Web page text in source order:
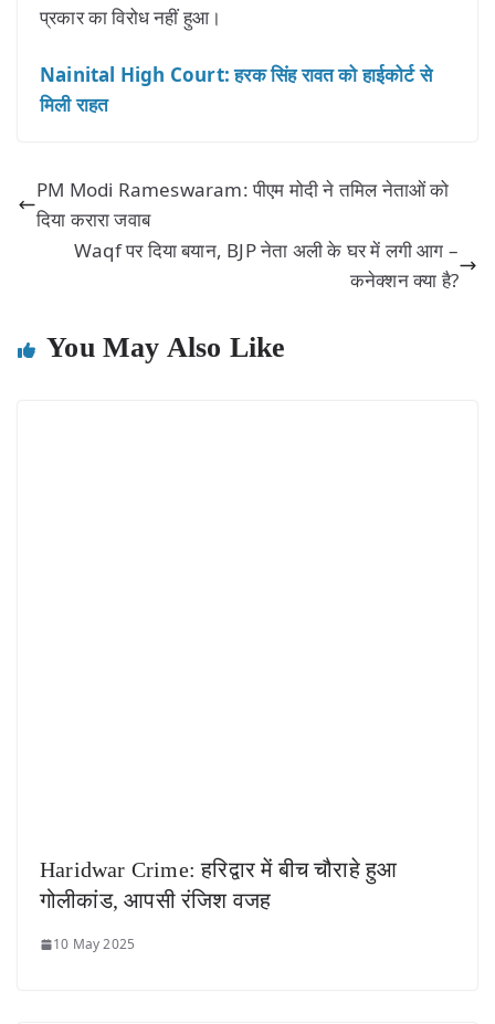
प्रकार का विरोध नहीं हुआ।
Nainital High Court: हरक सिंह रावत को हाईकोर्ट से
मिली राहत
PM Modi Rameswaram: पीएम मोदी ने तमिल नेताओं को
दिया करारा जवाब
Waqf पर दिया बयान, BJP नेता अली के घर में लगी आग –
कनेक्शन क्या है?
You May Also Like
Haridwar Crime: हरिद्वार में बीच चौराहे हुआ
गोलीकांड, आपसी रंजिश वजह
10 May 2025